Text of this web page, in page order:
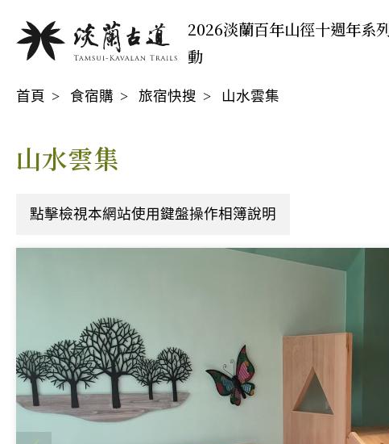
2026淡蘭百年山徑十週年系
動
首頁
食宿購 旅宿快搜 山水雲集
山水雲集
點擊檢視本網站使用鍵盤操作相簿說明